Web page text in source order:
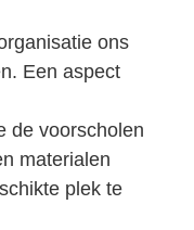
ons
Een aspect
de voorscholen
materialen
plek te